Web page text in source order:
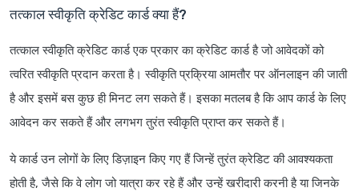
तत्काल स्वीकृति क्रेडिट कार्ड क्या हैं?
तत्काल स्वीकृति क्रेडिट कार्ड एक प्रकार का क्रेडिट कार्ड है जो आवेदकों को
त्वरित स्वीकृति प्रदान करता है। स्वीकृति प्रक्रिया आमतौर पर ऑनलाइन की जाती
है और इसमें बस कुछ ही मिनट लग सकते हैं। इसका मतलब है कि आप कार्ड के लिए
आवेदन कर सकते हैं और लगभग तुरंत स्वीकृति प्राप्त कर सकते हैं।
ये कार्ड उन लोगों के लिए डिज़ाइन किए गए हैं जिन्हें तुरंत क्रेडिट की आवश्यकता
होती है, जैसे कि वे लोग जो यात्रा कर रहे हैं और उन्हें खरीदारी करनी है या जिनके